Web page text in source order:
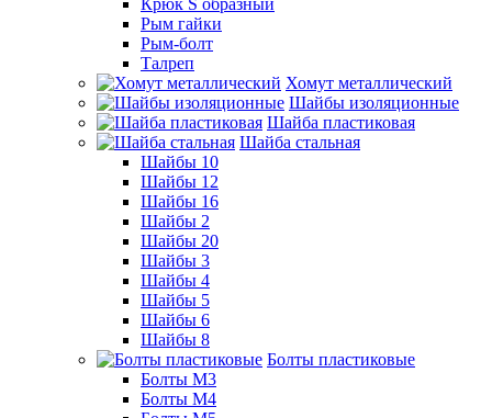
Крюк S образный
Рым гайки
Рым-болт
Талреп
Хомут металлический
Шайбы изоляционные
Шайба пластиковая
Шайба стальная
Шайбы 10
Шайбы 12
Шайбы 16
Шайбы 2
Шайбы 20
Шайбы 3
Шайбы 4
Шайбы 5
Шайбы 6
Шайбы 8
Болты пластиковые
Болты М3
Болты М4